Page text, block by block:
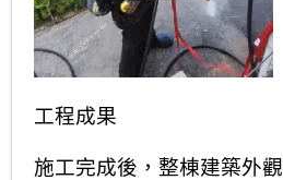
工程成果
施工完成後，整棟建築外觀